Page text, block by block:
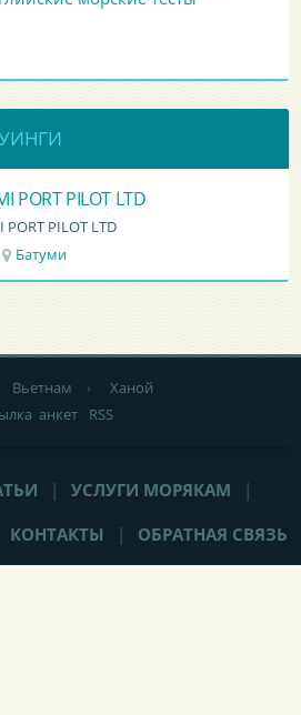
PORT PILOT LTD
PORT PILOT LTD
Батуми
Вьетнам ›
Ханой
анкет RSS
| УСЛУГИ МОРЯКАМ
|
КОНТАКТЫ | ОБРАТНАЯ СВЯЗЬ